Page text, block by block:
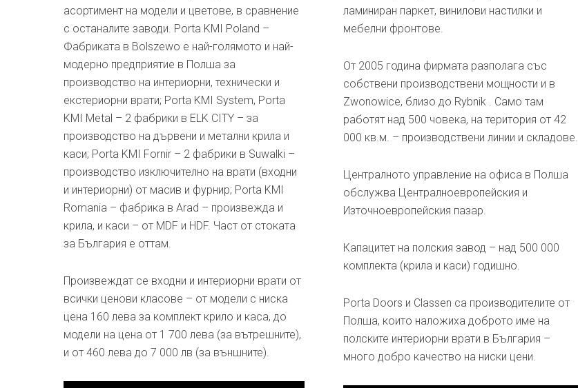
асортимент на модели и цветове, в сравнение
с останалите заводи. Porta KMI Poland –
Фабриката в Bolszewo е най-голямото и най-
модерно предприятие в Полша за
производство на интериорни, технически и
екстериорни врати; Porta KMI System, Porta
KMI Metal – 2 фабрики в ELK CITY – за
производство на дървени и метални крила и
каси; Porta KMI Fornir – 2 фабрики в Suwalki –
производство изключително на врати (входни
и интериорни) от масив и фурнир; Porta KMI
Romania – фабрика в Arad – произвежда и
крила, и каси – от MDF и HDF. Част от стоката
за България е оттам.
Произвеждат се входни и интериорни врати от
всички ценови класове – от модели с ниска
цена 160 лева за комплект крило и каса, до
модели на цена от 1 700 лева (за вътрешните),
и от 460 лева до 7 000 лв (за външните).
ламиниран паркет, винилови настилки и
мебелни фронтове.
От 2005 година фирмата разполага със
собствени производствени мощности и в
Zwonowice, близо до Rybnik . Само там
работят над 500 човека, на територия от 42
000 кв.м. – производствени линии и складове.
Централното управление на офиса в Полша
обслужва Централноевропейския и
Източноевропейския пазар.
Капацитет на полския завод – над 500 000
комплекта (крила и каси) годишно.
Porta Doors и Classen са производителите от
Полша, които наложиха доброто име на
полските интериорни врати в България –
много добро качество на ниски цени.